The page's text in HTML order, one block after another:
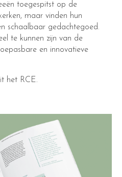
toegespitst op de
maar vinden hun
schaalbaar gedachtegoed.
te kunnen zijn van de
en innovatieve
het RCE.